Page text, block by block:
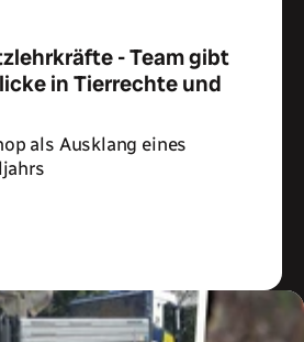
- Team gibt
in Tierrechte und
als Ausklang eines